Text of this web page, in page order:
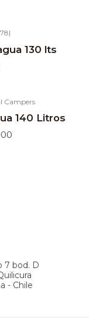
|
130 lts
Campers
140 Litros
7 bod. D
- Chile